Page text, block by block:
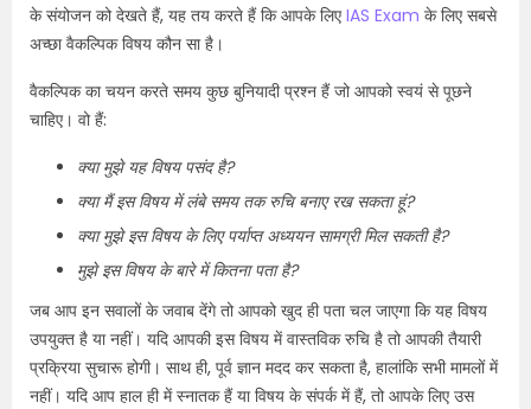
के संयोजन को देखते हैं, यह तय करते हैं कि आपके लिए IAS Exam के लिए सबसे
अच्छा वैकल्पिक विषय कौन सा है।
वैकल्पिक का चयन करते समय कुछ बुनियादी प्रश्न हैं जो आपको स्वयं से पूछने
चाहिए। वो हैं:
क्या मुझे यह विषय पसंद है?
क्या मैं इस विषय में लंबे समय तक रुचि बनाए रख सकता हूं?
क्या मुझे इस विषय के लिए पर्याप्त अध्ययन सामग्री मिल सकती है?
मुझे इस विषय के बारे में कितना पता है?
जब आप इन सवालों के जवाब देंगे तो आपको खुद ही पता चल जाएगा कि यह विषय
उपयुक्त है या नहीं। यदि आपकी इस विषय में वास्तविक रुचि है तो आपकी तैयारी
प्रक्रिया सुचारू होगी। साथ ही, पूर्व ज्ञान मदद कर सकता है, हालांकि सभी मामलों में
नहीं। यदि आप हाल ही में स्नातक हैं या विषय के संपर्क में हैं, तो आपके लिए उस